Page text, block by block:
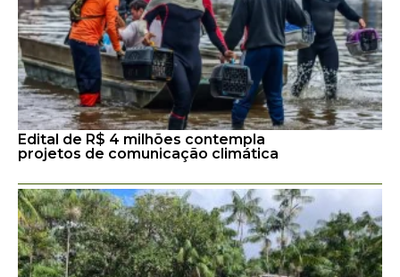
Edital de R$ 4 milhões contempla
projetos de comunicação climática